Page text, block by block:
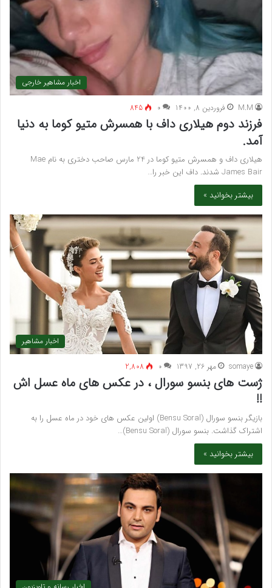
اخبار مشاهیر خارجی
M.M فروردین 8, 1400 ۰ 845
فرزند دوم هیلاری داف با همسرش متیو کوما به دنیا
آمد.
هیلاری داف و همسرش متیو کوما در 24 مارس صاحب دختری به نام Mae
James Bair شدند. داف این خبر را…
بیشتر بخوانید »
اخبار مشاهیر
somaye مهر 26, 1397 ۰ 2,808
ژست های بنسو سورال ، در عکس های ماه عسل اش
!!
بازیگر بنسو سورال (Bensu Soral) اولین عکس های خود در ماه عسل را به
اشتراک گذاشت. بنسو سورال (Bensu Soral)…
بیشتر بخوانید »